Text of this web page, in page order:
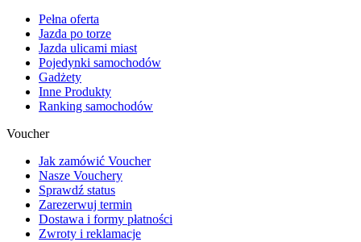
Pełna oferta
Jazda po torze
Jazda ulicami miast
Pojedynki samochodów
Gadżety
Inne Produkty
Ranking samochodów
Voucher
Jak zamówić Voucher
Nasze Vouchery
Sprawdź status
Zarezerwuj termin
Dostawa i formy płatności
Zwroty i reklamacje